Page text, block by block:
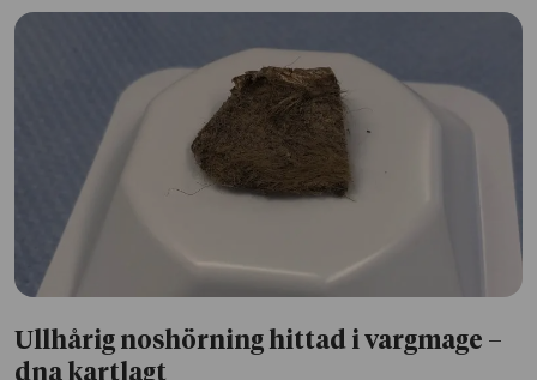
Ullhårig noshörning hittad i vargmage –
dna kartlagt